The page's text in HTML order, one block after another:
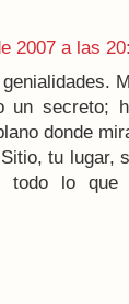
2007 a las
un secreto;
donde
tu lugar,
todo lo